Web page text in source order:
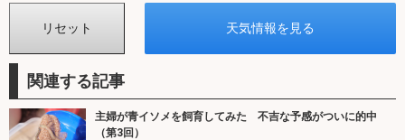
関連する記事
主婦が青イソメを飼育してみた 不吉な予感がついに的中
（第3回）